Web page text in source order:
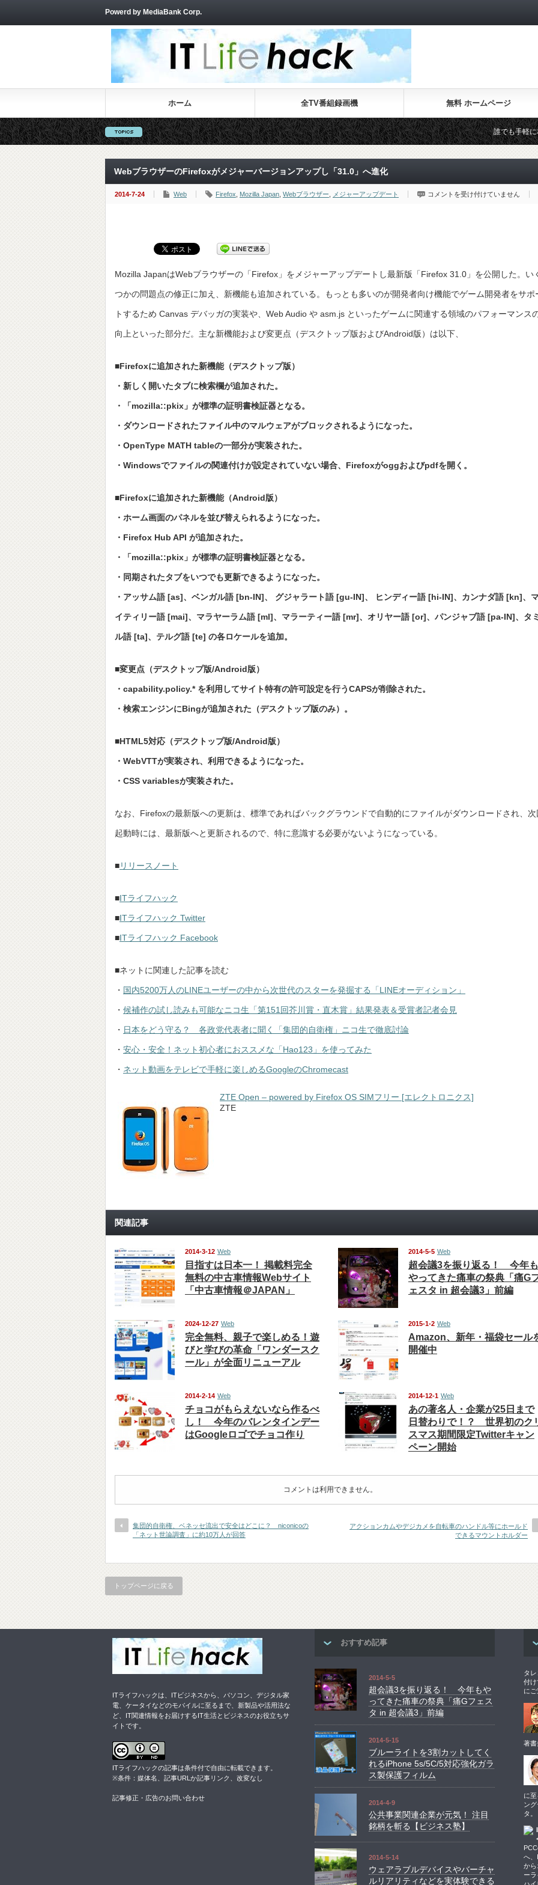
Powerd by MediaBank Corp.
ホーム 全TV番組録画機 無料 ホームページ
誰でも手軽に本格的な
WebブラウザーのFirefoxがメジャーバージョンアップし「31.0」へ進化
2014-7-24 Web Firefox Mozilla Japan Webブラウザー メジャーアップデート
Web
ャ
ー
ョ
ン
ッ
プ
コメントを受け付けていません
Mozilla JapanはWebブラウザーの「Firefox」をメジャーアップデートし最新版「Firefox 31.0」を公開した。い
つかの問題点の修正に加え、新機能も追加されている。もっとも多いのが開発者向け機能でゲーム開発者をサポ
トするため Canvas デバッガの実装や、Web Audio や asm.js といったゲームに関連する領域のパフォーマンス
向上といった部分だ。主な新機能および変更点（デスクトップ版およびAndroid版）は以下、
■Firefoxに追加された新機能（デスクトップ版）
・新しく開いたタブに検索欄が追加された。
・「mozilla::pkix」が標準の証明書検証器となる。
・ダウンロードされたファイル中のマルウェアがブロックされるようになった。
・OpenType MATH tableの一部分が実装された。
・Windowsでファイルの関連付けが設定されていない場合、Firefoxがoggおよびpdfを開く。
■Firefoxに追加された新機能（Android版）
・ホーム画面のパネルを並び替えられるようになった。
・Firefox Hub API が追加された。
・「mozilla::pkix」が標準の証明書検証器となる。
・同期されたタブをいつでも更新できるようになった。
・アッサム語 [as]、ベンガル語 [bn-IN]、 グジャラート語 [gu-IN]、 ヒンディー語 [hi-IN]、カンナダ語 [kn]、
イティリー語 [mai]、マラヤーラム語 [ml]、マラーティー語 [mr]、オリヤー語 [or]、パンジャブ語 [pa-IN]、タ
ル語 [ta]、テルグ語 [te] の各ロケールを追加。
■変更点（デスクトップ版/Android版）
・capability.policy.* を利用してサイト特有の許可設定を行うCAPSが削除された。
・検索エンジンにBingが追加された（デスクトップ版のみ）。
■HTML5対応（デスクトップ版/Android版）
・WebVTTが実装され、利用できるようになった。
・CSS variablesが実装された。
なお、Firefoxの最新版への更新は、標準であればバックグラウンドで自動的にファイルがダウンロードされ、次
起動時には、最新版へと更新されるので、特に意識する必要がないようになっている。
■リリースノート
■ITライフハック
■ITライフハック Twitter
■ITライフハック Facebook
■ネットに関連した記事を読む
・ 国内5200万人のLINEユーザーの中から次世代のスターを発掘する「LINEオーディション」
・ 候補作の試し読みも可能なニコ生「第151回芥川賞・直木賞」結果発表＆受賞者記者会見
・ 日本をどう守る？ 各政党代表者に聞く「集団的自衛権」ニコ生で徹底討論
・ 安心・安全！ネット初心者におススメな「Hao123」を使ってみた
・ ネット動画をテレビで手軽に楽しめるGoogleのChromecast
ZTE Open – powered by Firefox OS SIMフリー [エレクトロニクス]
ZTE
関連記事
2014-3-12 Web
目指すは日本一！ 掲載料完全
無料の中古車情報Webサイト
「中古車情報＠JAPAN」
2014-5-5 Web
超会議3を振り返る！ 今年も
やってきた痛車の祭典「痛G
ェスタ in 超会議3」前編
2024-12-27 Web
完全無料、親子で楽しめる！遊
びと学びの革命「ワンダースク
ール」が全面リニューアル
2015-1-2 Web
Amazon、新年・福袋セール
開催中
2014-2-14 Web
チョコがもらえないなら作るべ
し！ 今年のバレンタインデー
はGoogleロゴでチョコ作り
2014-12-1 Web
あの著名人・企業が25日まで
日替わりで！？ 世界初のク
スマス期間限定Twitterキャン
ペーン開始
コメントは利用できません。
集団的自衛権、ベネッセ流出で安全はどこに？ niconicoの
「ネット世論調査」に約10万人が回答
アクションカムやデジカメを自転車のハンドル等にホールド
できるマウントホルダー
トップページに戻る
おすすめ記事
2014-5-5
超会議3を振り返る！ 今年もや
ってきた痛車の祭典「痛Gフェス
タ in 超会議3」前編
2014-5-15
ブルーライトを3割カットしてく
れるiPhone 5s/5C/5対応強化ガラ
ス製保護フィルム
2014-4-9
公共事業関連企業が元気！ 注目
銘柄を斬る【ビジネス塾】
2014-5-14
ウェアラブルデバイスやバーチャ
ルリアリティなどを実体験できる
タ
付け
に
著書
に
ン
タ。
へ、
から
ー
ITライフハックは、ITビジネスから、パソコン、デジタル家
電、ケータイなどのモバイルに至るまで、新製品や活用法な
ど、IT関連情報をお届けするIT生活とビジネスのお役立ちサ
イトです。
ITライフハックの記事は条件付で自由に転載できます。
※条件：媒体名、記事URLか記事リンク、改変なし
記事修正・広告のお問い合わせ